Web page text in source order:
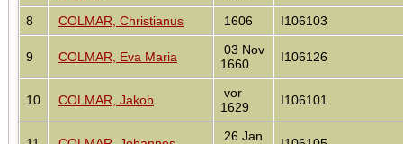
8 COLMAR, Christianus 1606 I106103
9 COLMAR, Eva Maria
03 Nov
1660
I106126
10 COLMAR, Jakob
vor
1629
I106101
26 Jan